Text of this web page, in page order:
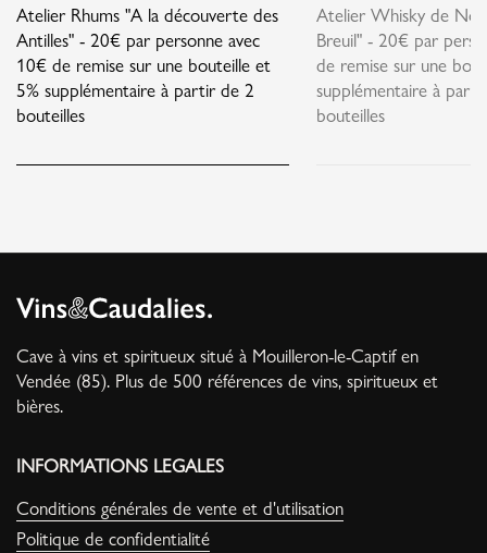
Atelier Rhums "A la découverte des
Antilles" - 20€ par personne avec
10€ de remise sur une bouteille et
5% supplémentaire à partir de 2
bouteilles
Atelier Whisky de
Breuil" - 20€ par
de remise sur une
supplémentaire à
bouteilles
Cave à vins et spiritueux situé à Mouilleron-le-Captif en
Vendée (85). Plus de 500 références de vins, spiritueux et
bières.
INFORMATIONS LEGALES
Conditions générales de vente et d'utilisation
Politique de confidentialité